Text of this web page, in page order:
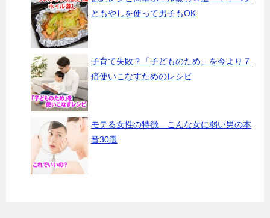
ともやしを使って男子もOK
子育て失敗？「子どものため」を今より７
倍使いこなすためのレシピ
モテる女性の特徴 こんな女に弱い男の本
音30選